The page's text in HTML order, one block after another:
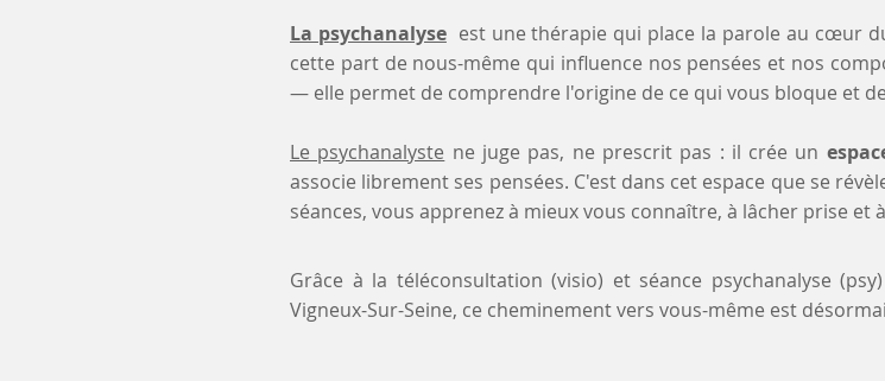
La psychanalyse est une thérapie qui place la parole au cœur
cette part de nous-même qui influence nos pensées et nos
— elle permet de comprendre l'origine de ce qui vous bloque et
Le psychanalyste ne juge pas, ne prescrit pas : il crée un
associe librement ses pensées. C'est dans cet espace que se
séances, vous apprenez à mieux vous connaître, à lâcher prise et
Grâce à la téléconsultation (visio) et séance psychanalyse
Vigneux-Sur-Seine, ce cheminement vers vous-même est